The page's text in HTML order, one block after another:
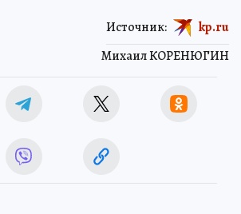
Михаил КОРЕНЮГИН
Источник: kp.ru